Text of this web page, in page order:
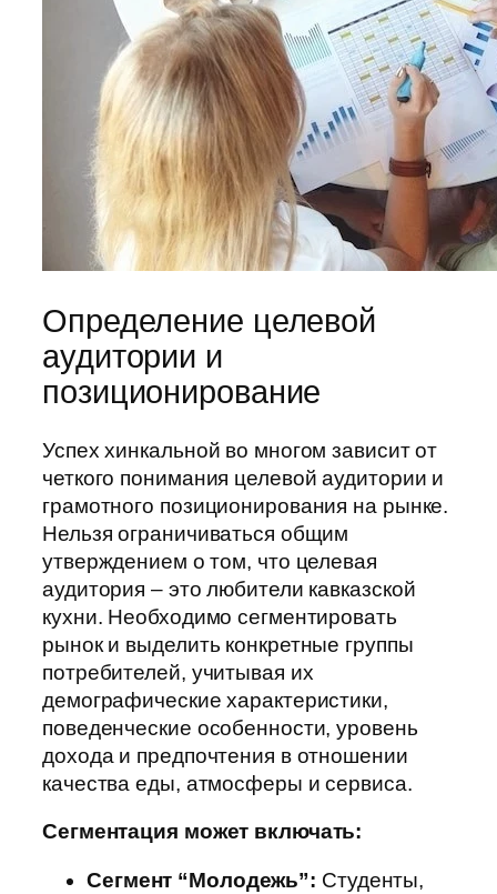
Определение целевой
аудитории и
позиционирование
Успех хинкальной во многом зависит от
четкого понимания целевой аудитории и
грамотного позиционирования на рынке.
Нельзя ограничиваться общим
утверждением о том, что целевая
аудитория – это любители кавказской
кухни. Необходимо сегментировать
рынок и выделить конкретные группы
потребителей, учитывая их
демографические характеристики,
поведенческие особенности, уровень
дохода и предпочтения в отношении
качества еды, атмосферы и сервиса.
Сегментация может включать:
Сегмент “Молодежь”: Студенты,